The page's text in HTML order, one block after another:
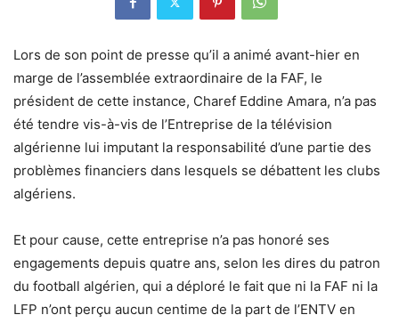
Lors de son point de presse qu’il a animé avant-hier en
marge de l’assemblée extraordinaire de la FAF, le
président de cette instance, Charef Eddine Amara, n’a pas
été tendre vis-à-vis de l’Entreprise de la télévision
algérienne lui imputant la responsabilité d’une partie des
problèmes financiers dans lesquels se débattent les clubs
algériens.
Et pour cause, cette entreprise n’a pas honoré ses
engagements depuis quatre ans, selon les dires du patron
du football algérien, qui a déploré le fait que ni la FAF ni la
LFP n’ont perçu aucun centime de la part de l’ENTV en